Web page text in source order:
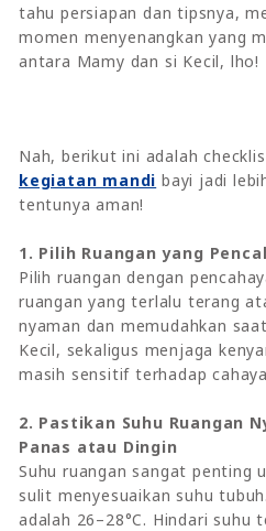
tahu persiapan dan tipsnya,
momen menyenangkan yang
antara Mamy dan si Kecil, lho!
Nah, berikut ini adalah
kegiatan mandi bayi jadi
tentunya aman!
1. Pilih Ruangan yang
Pilih ruangan dengan
ruangan yang terlalu terang
nyaman dan memudahkan
Kecil, sekaligus menjaga
masih sensitif terhadap
2. Pastikan Suhu Ruangan
Panas atau Dingin
Suhu ruangan sangat penting
sulit menyesuaikan suhu
adalah 26–28°C. Hindari suhu